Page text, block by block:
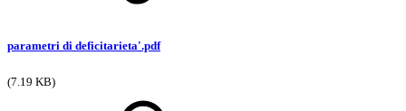
parametri di deficitarieta'.pdf
(7.19 KB)